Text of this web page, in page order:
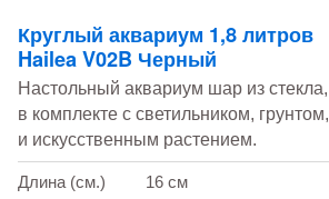
Круглый аквариум 1,8 литров
Hailea V02B Черный
Настольный аквариум шар из стекла,
в комплекте с светильником, грунтом,
и искусственным растением.
Длина (см.)
16 см